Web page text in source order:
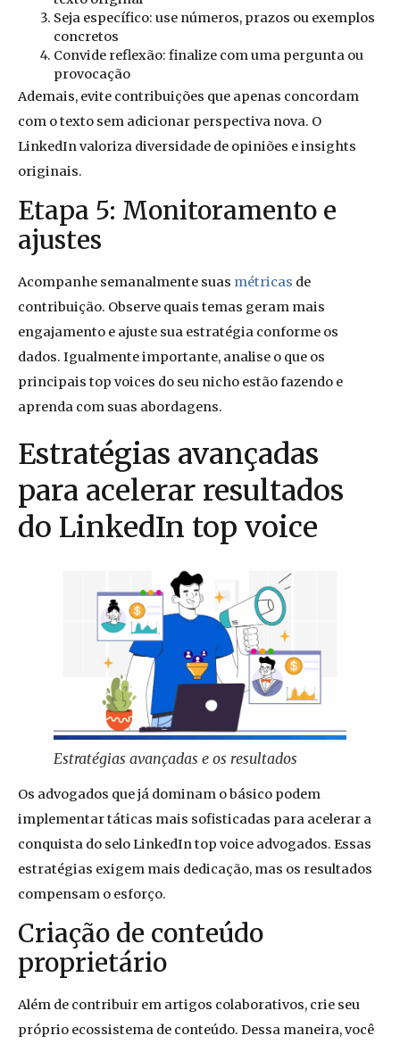
Seja específico: use números, prazos ou exemplos
concretos
Convide reflexão: finalize com uma pergunta ou
provocação
Ademais, evite contribuições que apenas concordam
com o texto sem adicionar perspectiva nova. O
LinkedIn valoriza diversidade de opiniões e insights
originais.
Etapa 5: Monitoramento e
ajustes
Acompanhe semanalmente suas métricas de
contribuição. Observe quais temas geram mais
engajamento e ajuste sua estratégia conforme os
dados. Igualmente importante, analise o que os
principais top voices do seu nicho estão fazendo e
aprenda com suas abordagens.
Estratégias avançadas
para acelerar resultados
do LinkedIn top voice
Estratégias avançadas e os resultados
Os advogados que já dominam o básico podem
implementar táticas mais sofisticadas para acelerar a
conquista do selo LinkedIn top voice advogados. Essas
estratégias exigem mais dedicação, mas os resultados
compensam o esforço.
Criação de conteúdo
proprietário
Além de contribuir em artigos colaborativos, crie seu
próprio ecossistema de conteúdo. Dessa maneira, você